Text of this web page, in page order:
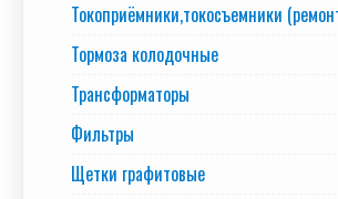
Токоприёмники,токосъемники
Тормоза колодочные
Трансформаторы
Фильтры
Щетки графитовые